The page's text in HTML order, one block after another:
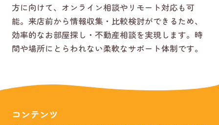
方に向けて、オンライン相談やリモート対応も可
能。来店前から情報収集・比較検討ができるため、
効率的なお部屋探し・不動産相談を実現します。時
間や場所にとらわれない柔軟なサポート体制です。
コンテンツ